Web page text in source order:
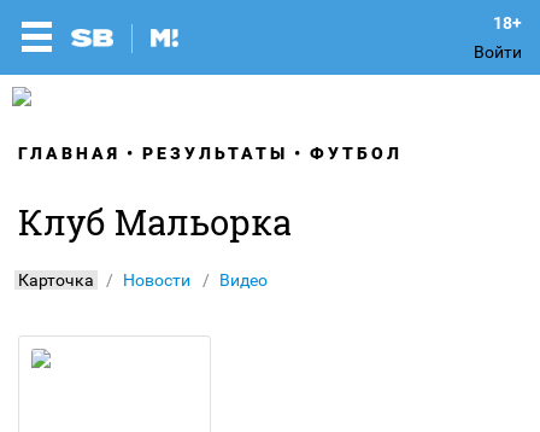
Войти
ГЛАВНАЯ РЕЗУЛЬТАТЫ ФУТБОЛ
Клуб Мальорка
Карточка Новости Видео